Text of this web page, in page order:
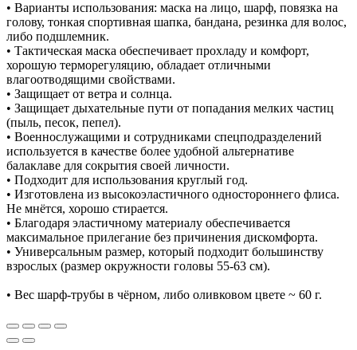
• Варианты использования: маска на лицо, шарф, повязка на
голову, тонкая спортивная шапка, бандана, резинка для волос,
либо подшлемник.
• Тактическая маска обеспечивает прохладу и комфорт,
хорошую терморегуляцию, обладает отличными
влагоотводящими свойствами.
• Защищает от ветра и солнца.
• Защищает дыхательные пути от попадания мелких частиц
(пыль, песок, пепел).
• Военнослужащими и сотрудниками спецподразделений
используется в качестве более удобной альтернативе
балаклаве для сокрытия своей личности.
• Подходит для использования круглый год.
• Изготовлена из высокоэластичного одностороннего флиса.
Не мнётся, хорошо стирается.
• Благодаря эластичному материалу обеспечивается
максимальное прилегание без причинения дискомфорта.
• Универсальным размер, который подходит большинству
взрослых (размер окружности головы 55-63 см).
• Вес шарф-трубы в чёрном, либо оливковом цвете ~ 60 г.